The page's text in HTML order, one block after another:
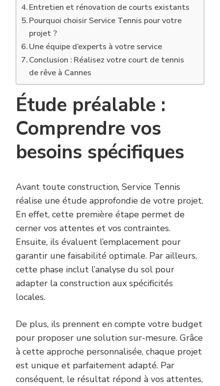
Entretien et rénovation de courts existants
Pourquoi choisir Service Tennis pour votre
projet ?
Une équipe d’experts à votre service
Conclusion : Réalisez votre court de tennis
de rêve à Cannes
Étude préalable :
Comprendre vos
besoins spécifiques
Avant toute construction, Service Tennis
réalise une étude approfondie de votre projet.
En effet, cette première étape permet de
cerner vos attentes et vos contraintes.
Ensuite, ils évaluent l’emplacement pour
garantir une faisabilité optimale. Par ailleurs,
cette phase inclut l’analyse du sol pour
adapter la construction aux spécificités
locales.
De plus, ils prennent en compte votre budget
pour proposer une solution sur-mesure. Grâce
à cette approche personnalisée, chaque projet
est unique et parfaitement adapté. Par
conséquent, le résultat répond à vos attentes,